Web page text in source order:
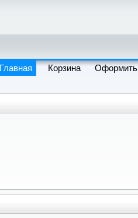
Главная Корзина Оформить